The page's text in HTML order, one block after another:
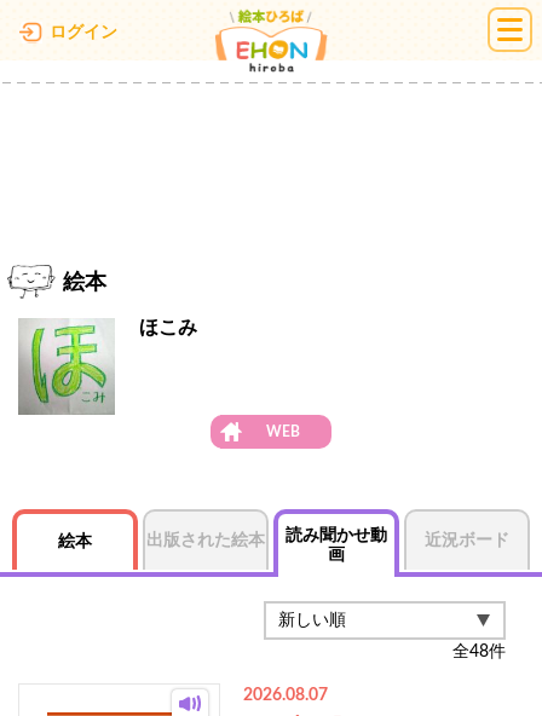
ログイン 絵本ひろば
絵本
ほこみ
WEB
絵本 出版された絵本
読み聞かせ動
画
近況ボード
全48件
2026.08.07